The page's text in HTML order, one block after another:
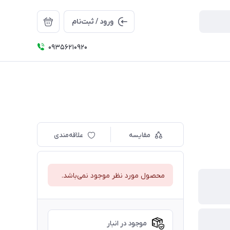
ورود / ثبت‌نام
09356210920
مقایسه علاقه‌مندی
محصول مورد نظر موجود نمی‌باشد.
موجود در انبار